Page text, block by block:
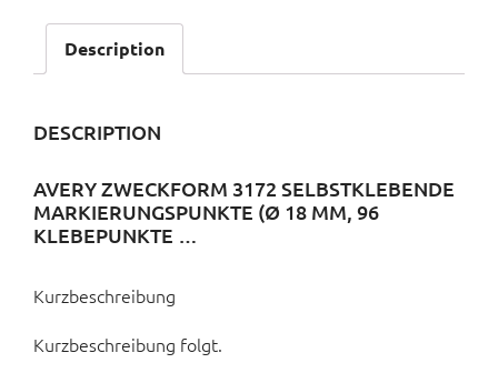
Description
DESCRIPTION
AVERY ZWECKFORM 3172 SELBSTKLEBENDE
MARKIERUNGSPUNKTE (Ø 18 MM, 96
KLEBEPUNKTE …
Kurzbeschreibung
Kurzbeschreibung folgt.